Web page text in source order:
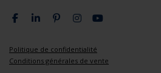
Politique de confidentialité
Conditions générales de vente